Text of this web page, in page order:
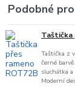
Podobné
Taštička
Taštička z
černé
sluchátka
Moderní